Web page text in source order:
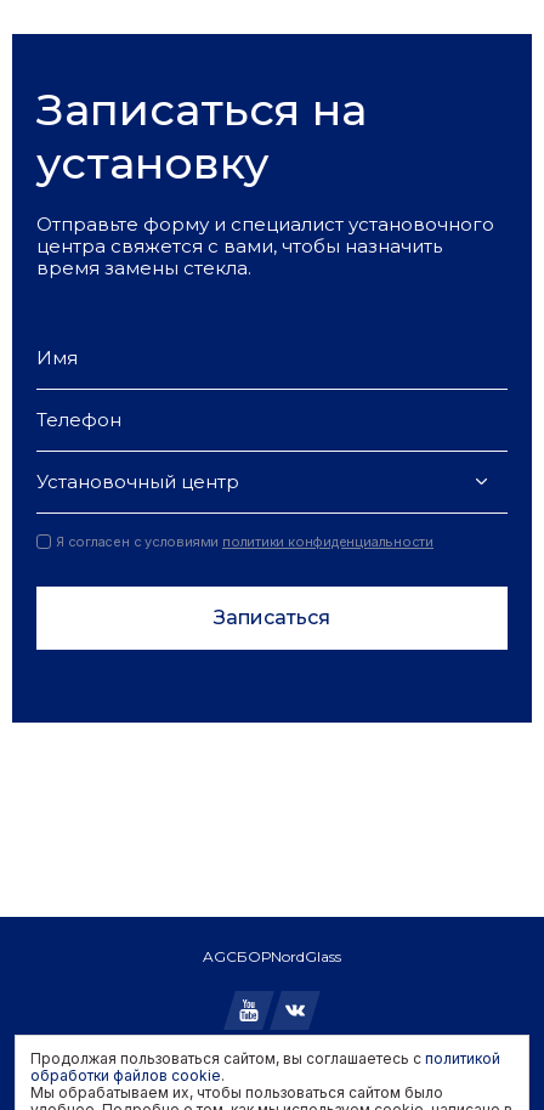
Записаться на
установку
Отправьте форму и специалист установочного
центра свяжется с вами, чтобы назначить
время замены стекла.
Установочный центр
Я согласен с условиями политики конфиденциальности
Записаться
AGCБОРNordGlass
Copyright © 2026 AGC. All rights reserved.
Политика конфиденциальности
Продолжая пользоваться сайтом, вы соглашаетесь с политикой
обработки файлов cookie.
Мы обрабатываем их, чтобы пользоваться сайтом было